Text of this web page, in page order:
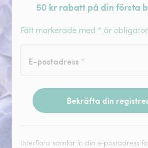
50 kr rabatt på din första
Fält markerade med * är
E-postadress *
Bekräfta din
Interflora samlar in din e‑postadress